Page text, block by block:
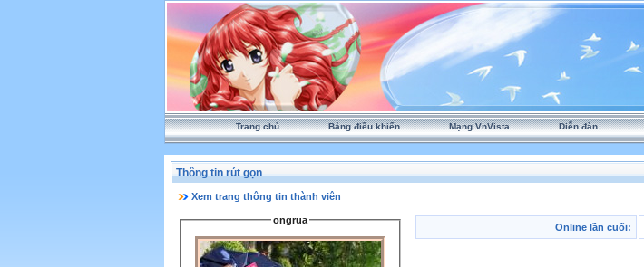
Trang chủ Bảng điều khiển Mạng VnVista Diễn đàn
Thông tin rút gọn
Xem trang thông tin thành viên
ongrua
Online lần cuối: